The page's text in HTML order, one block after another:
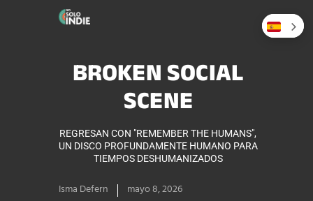
BROKEN SOCIAL
SCENE
REGRESAN CON "REMEMBER THE HUMANS",
UN DISCO PROFUNDAMENTE HUMANO PARA
TIEMPOS DESHUMANIZADOS
Isma Defern mayo 8, 2026